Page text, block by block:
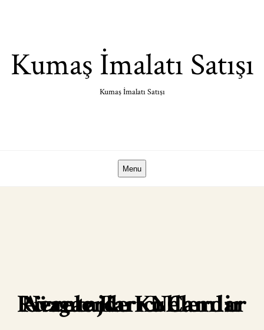
Kumaş İmalatı Satışı
Kumaş İmalatı Satışı
Menu
Rüzgar Kırıcı Camlar Nerelerde Kullanılır Avantajları Nelerdir